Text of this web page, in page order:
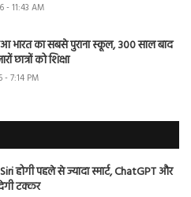
- 11:43 AM
भारत का सबसे पुराना स्कूल, 300 साल बाद
छात्रों को शिक्षा
- 7:14 PM
होगी पहले से ज्यादा स्मार्ट, ChatGPT और
टक्कर